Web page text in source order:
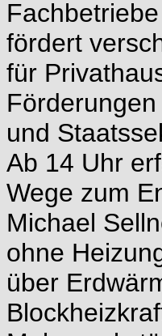
fördert
für
und
Ab 14 Uhr
Wege zum
Michael
ohne
über